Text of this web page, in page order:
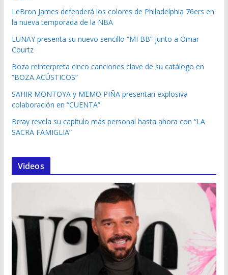
LeBron James defenderá los colores de Philadelphia 76ers en
la nueva temporada de la NBA
LUNAY presenta su nuevo sencillo “MI BB” junto a Omar
Courtz
Boza reinterpreta cinco canciones clave de su catálogo en
“BOZA ACÚSTICOS”
SAHIR MONTOYA y MEMO PIÑA presentan explosiva
colaboración en “CUENTA”
Brray revela su capítulo más personal hasta ahora con “LA
SACRA FAMIGLIA”
Videos